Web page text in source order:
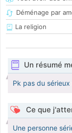
Déménage par
La religion
Un résumé
Pk pas du
Ce que
Une personne